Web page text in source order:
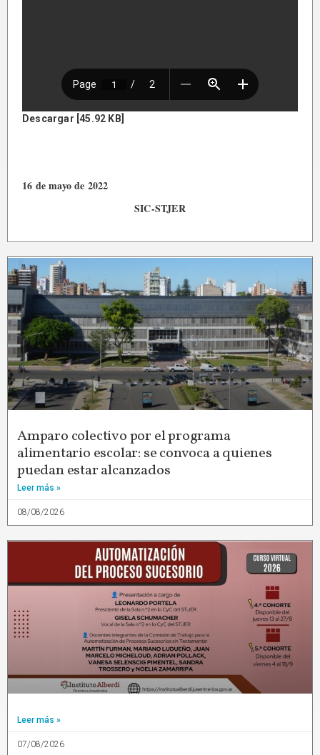
Descargar [45.92 KB]
16 de mayo de 2022
SIC-STJER
Amparo colectivo por el programa
alimentario escolar: se convoca a quienes
puedan estar alcanzados
Leer más »
08/08/2026
Leer más »
07/08/2026